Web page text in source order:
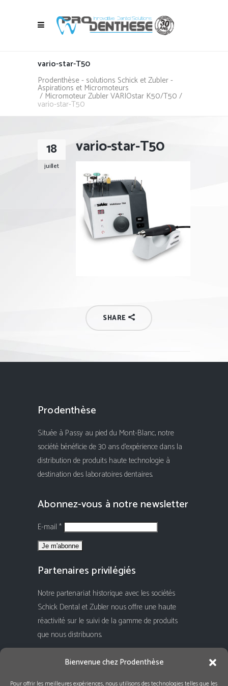
Bienvenue chez Prodenthèse
Pour offrir les meilleures expériences, nous utilisons des technologies telles que les
vario-star-T50
Prodenthèse - solutions Schick et Zubler -
Aspirations et Micromoteurs
/ Micromoteur Zubler VARIOstar K50/T50 /
vario-star-T50
18
juillet
vario-star-T50
SHARE
Prodenthèse
Située à Passy au pied du Mont-Blanc, notre
société bénéficie de 30 ans d'expérience dans la
distribution de produits haute technologie à
destination des laboratoires dentaires.
Abonnez-vous à notre newsletter
E-mail *
Partenaires privilégiés
Notre partenariat historique avec les sociétés
Schick Dental et Zubler nous offre une haute
réactivité sur le suivi de la gamme de produits
que nous distribuons.
Rejoignez-nous !